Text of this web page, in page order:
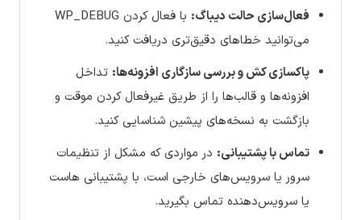
فعال‌سازی حالت دیباگ:
با فعال کردن WP_DEBUG
می‌توانید خطاهای دقیق‌تری دریافت کنید.
پاکسازی کش و بررسی سازگاری افزونه‌ها: تداخل
افزونه‌ها و قالب‌ها را از طریق غیرفعال کردن موقت و
بازگشت به نسخه‌های پیشین شناسایی کنید.
تماس با پشتیبانی: در مواردی که مشکل از تنظیمات
سرور یا سرویس‌های خارجی است، با پشتیبانی هاست
یا سرویس‌دهنده تماس بگیرید.